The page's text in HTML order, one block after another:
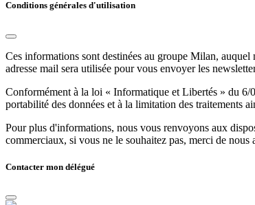
Conditions générales d'utilisation
Ces informations sont destinées au groupe Milan,
adresse mail sera utilisée pour vous envoyer les
Conformément à la loi « Informatique et Libertés » du
portabilité des données et à la limitation des traitements
Pour plus d'informations, nous vous renvoyons aux
commerciaux, si vous ne le souhaitez pas, merci de nous
Contacter mon délégué